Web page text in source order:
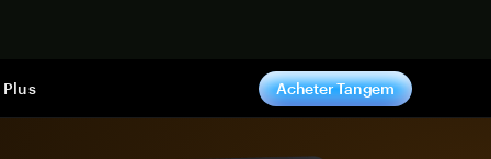
Plus Acheter Tangem